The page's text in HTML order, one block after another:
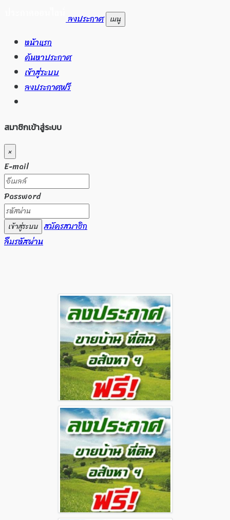
ลงประกาศ เมนู
หน้าแรก
ค้นหาประกาศ
เข้าสู่ระบบ
ลงประกาศฟรี
สมาชิกเข้าสู่ระบบ
×
E-mail
Password
เข้าสู่ระบบ สมัครสมาชิก
ลืมรหัสผ่าน